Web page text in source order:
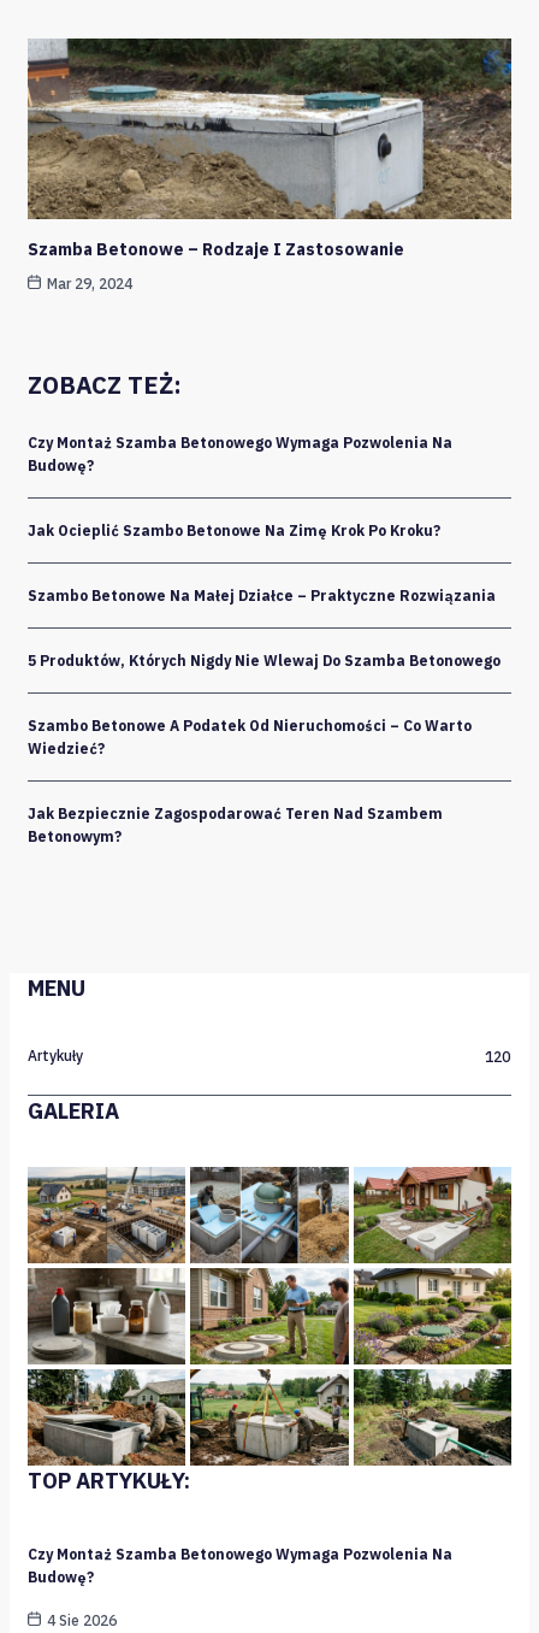
Szamba Betonowe – Rodzaje I Zastosowanie
Mar 29, 2024
ZOBACZ TEŻ:
Czy Montaż Szamba Betonowego Wymaga Pozwolenia Na
Budowę?
Jak Ocieplić Szambo Betonowe Na Zimę Krok Po Kroku?
Szambo Betonowe Na Małej Działce – Praktyczne Rozwiązania
5 Produktów, Których Nigdy Nie Wlewaj Do Szamba Betonowego
Szambo Betonowe A Podatek Od Nieruchomości – Co Warto
Wiedzieć?
Jak Bezpiecznie Zagospodarować Teren Nad Szambem
Betonowym?
MENU
Artykuły 120
GALERIA
TOP ARTYKUŁY:
Czy Montaż Szamba Betonowego Wymaga Pozwolenia Na
Budowę?
4 Sie 2026